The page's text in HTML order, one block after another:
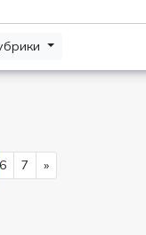
6 7 »